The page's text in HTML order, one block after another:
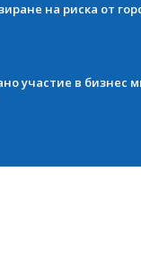
на риска от
участие в бизнес